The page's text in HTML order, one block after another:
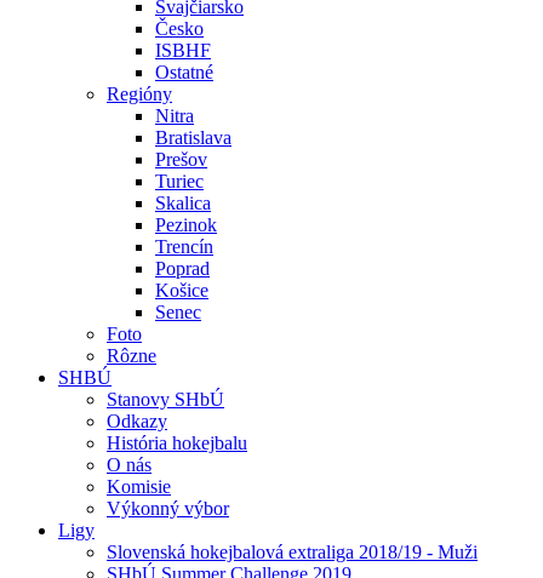
Švajčiarsko
Česko
ISBHF
Ostatné
Regióny
Nitra
Bratislava
Prešov
Turiec
Skalica
Pezinok
Trencín
Poprad
Košice
Senec
Foto
Rôzne
SHBÚ
Stanovy SHbÚ
Odkazy
História hokejbalu
O nás
Komisie
Výkonný výbor
Ligy
Slovenská hokejbalová extraliga 2018/19 - Muži
SHbÚ Summer Challenge 2019